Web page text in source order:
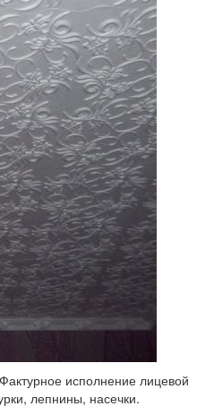
исполнение лицевой
лепнины, насечки.